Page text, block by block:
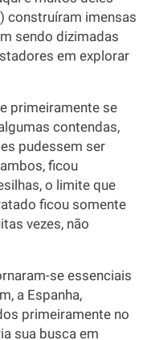
construíram imensas
sendo dizimadas
em explorar
primeiramente se
contendas,
pudessem ser
ficou
o limite que
ficou somente
vezes, não
se essenciais
a Espanha,
primeiramente no
sua busca em